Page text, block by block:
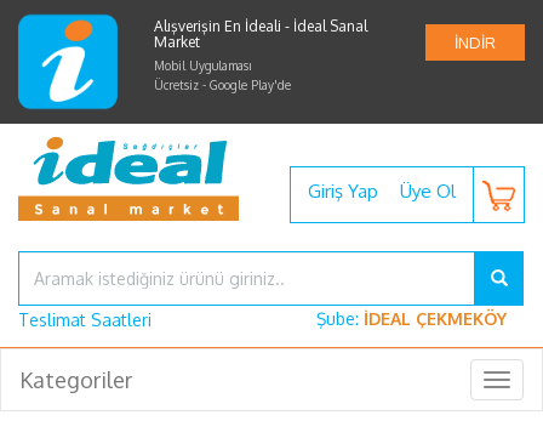
Alışverişin En İdeali - İdeal Sanal
Market
Mobil Uygulaması
Ücretsiz - Google Play'de
İNDİR
Giriş Yap Üye Ol
Teslimat Saatleri Şube: İDEAL ÇEKMEKÖY
Kategoriler